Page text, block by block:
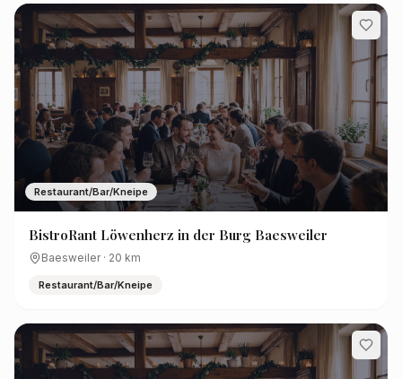
Restaurant/Bar/Kneipe
BistroRant Löwenherz in der Burg Baesweiler
Baesweiler· 20 km
Restaurant/Bar/Kneipe